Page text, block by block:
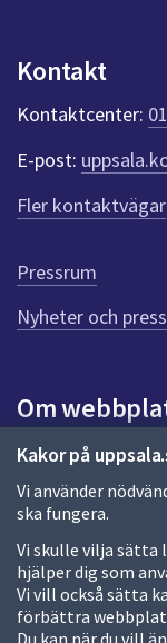
Kakor på
Vi använder
ska fungera.
Vi skulle vilja
hjälper dig som
Vi vill också sätta
förbättra
Du kan när du vill
k
t
e
r
f
ö
r
e
n
n
a
d
a
Kontakt
Kontaktcenter:
E-post:
Fler kontaktvägar
Pressrum
Nyheter och
Om
Om webbplatsen
Allmänna
Behandling av
Kakor
Språk (other